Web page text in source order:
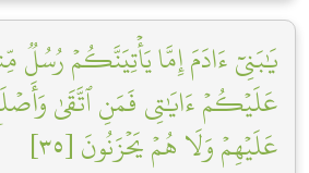
يَٰبَنِيٓ ءَادَمَ إِمَّا يَأۡتِيَنَّكُمۡ
عَلَيۡكُمۡ ءَايَٰتِي فَمَنِ ٱتَّقَىٰ
عَلَيۡهِمۡ وَلَا هُمۡ يَحۡزَنُونَ [٣٥]